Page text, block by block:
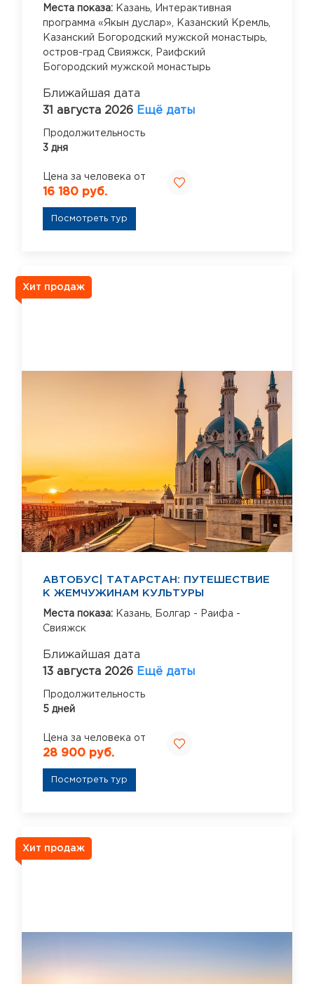
Места показа: Казань,
Интерактивная
программа «Якын дуслар»,
Казанский Кремль,
Казанский Богородский мужской монастырь,
остров-град Свияжск,
Раифский
Богородский мужской монастырь
Ближайшая дата
31 августа 2026 Ещё даты
Продолжительность
3 дня
Цена за человека от
16 180 руб.
Посмотреть тур
Хит продаж
АВТОБУС| ТАТАРСТАН: ПУТЕШЕСТВИЕ
К ЖЕМЧУЖИНАМ КУЛЬТУРЫ
Места показа: Казань,
Болгар - Раифа -
Свияжск
Ближайшая дата
13 августа 2026 Ещё даты
Продолжительность
5 дней
Цена за человека от
28 900 руб.
Посмотреть тур
Хит продаж